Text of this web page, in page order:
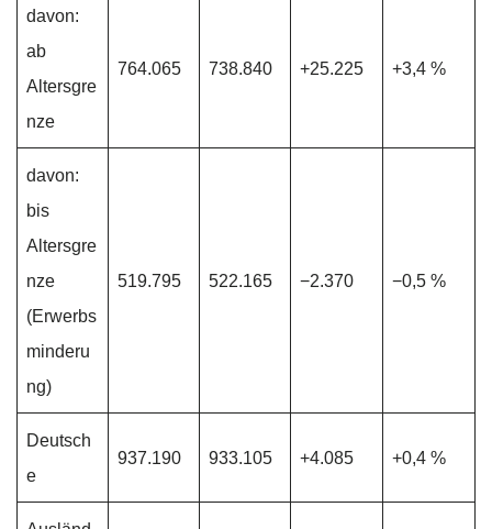
davon:
ab
Altersgre
nze
764.065 738.840 +25.225 +3,4 %
davon:
bis
Altersgre
nze
(Erwerbs
minderu
ng)
519.795 522.165 −2.370 −0,5 %
Deutsch
e
937.190 933.105 +4.085 +0,4 %